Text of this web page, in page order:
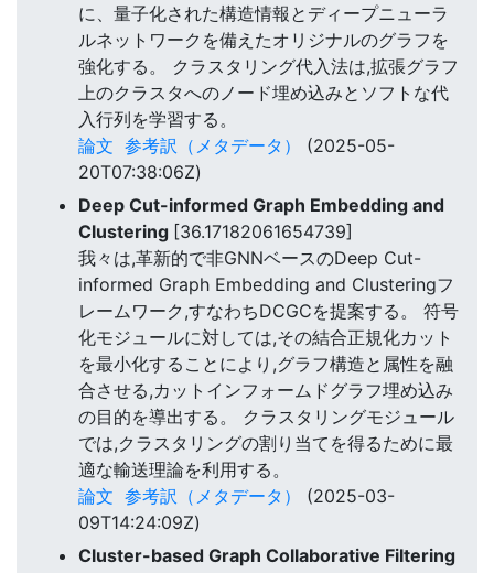
に、量子化された構造情報とディープニューラ
ルネットワークを備えたオリジナルのグラフを
強化する。 クラスタリング代入法は,拡張グラフ
上のクラスタへのノード埋め込みとソフトな代
入行列を学習する。
論文 参考訳（メタデータ）
(2025-05-
20T07:38:06Z)
Deep Cut-informed Graph Embedding and
Clustering [36.17182061654739]
我々は,革新的で非GNNベースのDeep Cut-
informed Graph Embedding and Clusteringフ
レームワーク,すなわちDCGCを提案する。 符号
化モジュールに対しては,その結合正規化カット
を最小化することにより,グラフ構造と属性を融
合させる,カットインフォームドグラフ埋め込み
の目的を導出する。 クラスタリングモジュール
では,クラスタリングの割り当てを得るために最
適な輸送理論を利用する。
論文 参考訳（メタデータ）
(2025-03-
09T14:24:09Z)
Cluster-based Graph Collaborative Filtering